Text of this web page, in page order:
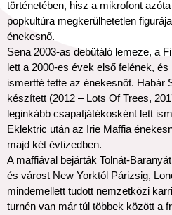
történetében, hisz a mikrofont
popkultúra megkerülhetetlen
énekesnő.
Sena 2003-as debütáló lemeze, a
lett a 2000-es évek első felének,
ismertté tette az énekesnőt. Habár
készített (2012 – Lots Of Trees,
leginkább csapatjátékosként lett
Eklektric után az Irie Maffia
majd két évtizedben.
A maffiával bejárták Tolnát-
és várost New Yorktól Párizsig,
mindemellett tudott nemzetközi
turnén van már túl többek között a